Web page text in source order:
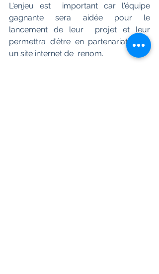
L'enjeu est  important car l'équipe
gagnante sera aidée pour le
lancement de leur  projet et leur
permettra d'être en partenariat avec
un site internet de  renom.